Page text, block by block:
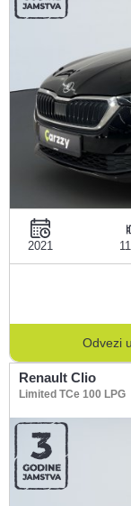
2021
Odvezi
Renault Clio
Limited TCe 100 LPG